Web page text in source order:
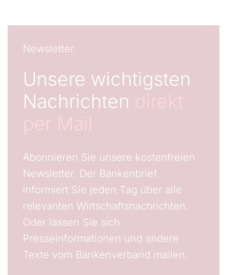
Newsletter
Unsere wichtigsten
Nachrichten direkt
per Mail
Abonnieren Sie unsere kostenfreien
Newsletter. Der Bankenbrief
informiert Sie jeden Tag über alle
relevanten Wirtschaftsnachrichten.
Oder lassen Sie sich
Presseinformationen und andere
Texte vom Bankenverband mailen.